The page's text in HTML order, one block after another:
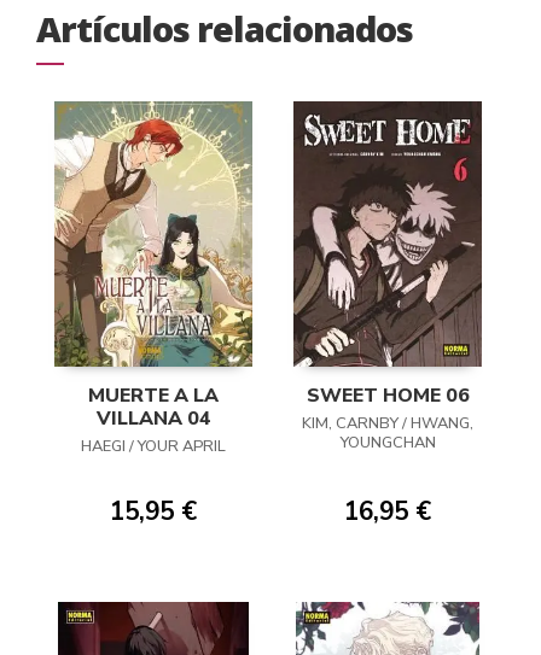
Artículos relacionados
MUERTE A LA
VILLANA 04
HAEGI / YOUR APRIL
15,95 €
SWEET HOME 06
KIM, CARNBY / HWANG,
YOUNGCHAN
16,95 €